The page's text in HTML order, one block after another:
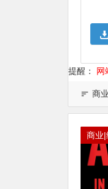
提醒： 网
商
商业|